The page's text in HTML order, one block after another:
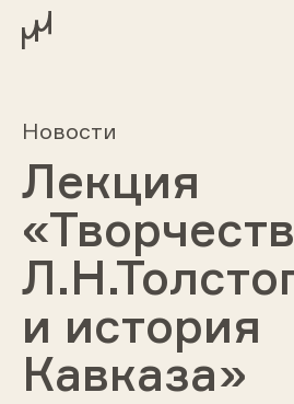
Новости
Лекция
и история
Кавказа»